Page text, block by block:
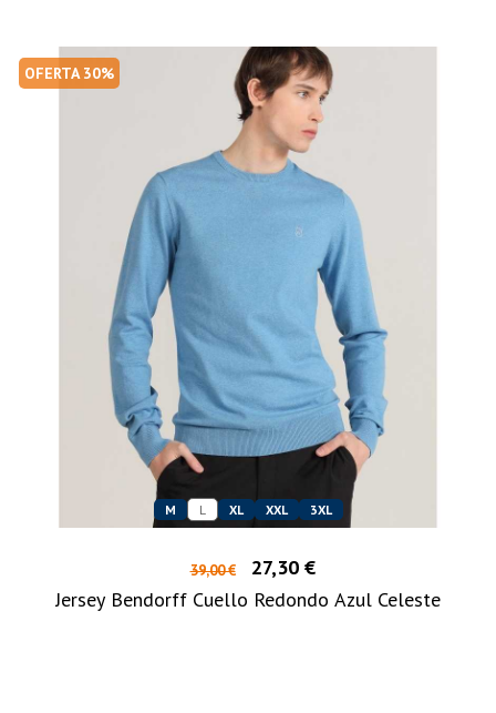
OFERTA 30%
M L XL XXL 3XL
39,00 €
27,30 €
Jersey Bendorff Cuello Redondo Azul Celeste